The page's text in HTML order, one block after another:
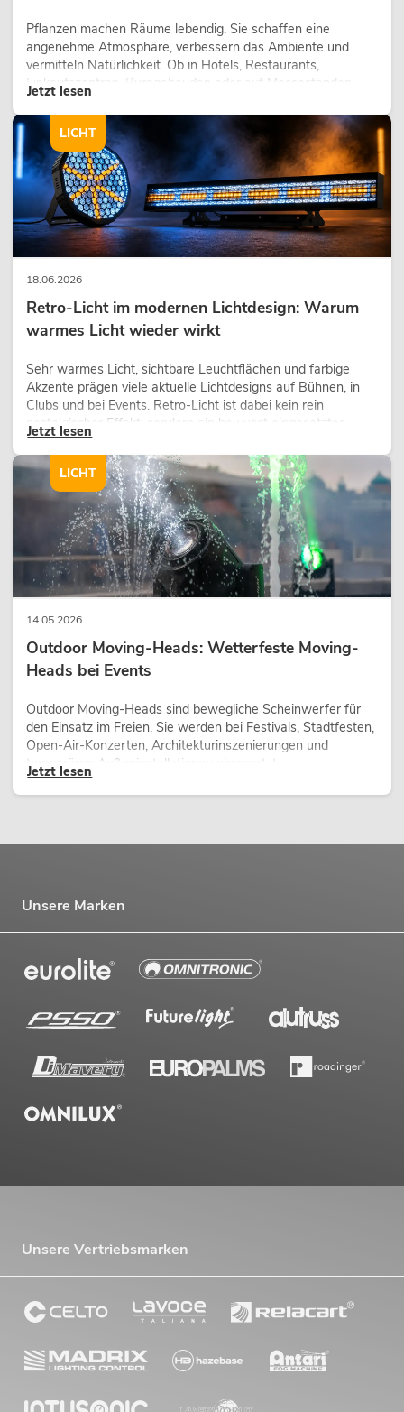
Pflanzen machen Räume lebendig. Sie schaffen eine
angenehme Atmosphäre, verbessern das Ambiente und
vermitteln Natürlichkeit. Ob in Hotels, Restaurants,
Einkaufszentren, Bürogebäuden oder auf Messeständen:
eine hochwertige Begrünung gehört heute längst zum
modernen Raumkonzept.
Jetzt lesen
18.06.2026
Retro-Licht im modernen Lichtdesign: Warum
warmes Licht wieder wirkt
Sehr warmes Licht, sichtbare Leuchtflächen und farbige
Akzente prägen viele aktuelle Lichtdesigns auf Bühnen, in
Clubs und bei Events. Retro-Licht ist dabei kein rein
nostalgischer Effekt, sondern ein bewusst eingesetztes
Gestaltungsmittel: Es schafft Atmosphäre, gibt Szenen
Charakter und kann technische LED-Setups emotionaler
wirken lassen.
Jetzt lesen
LICHT
14.05.2026
Outdoor Moving-Heads: Wetterfeste Moving-
Heads bei Events
Outdoor Moving-Heads sind bewegliche Scheinwerfer für
den Einsatz im Freien. Sie werden bei Festivals, Stadtfesten,
Open-Air-Konzerten, Architekturinszenierungen und
temporären Außeninstallationen eingesetzt.
Jetzt lesen
LICHT
Unsere Marken
Unsere Vertriebsmarken